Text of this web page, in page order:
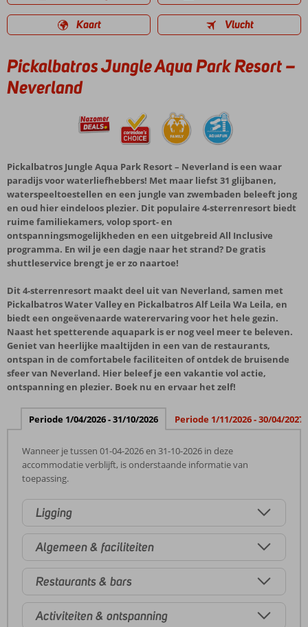
Kaart Vlucht
Pickalbatros Jungle Aqua Park Resort –
Neverland
Pickalbatros Jungle Aqua Park Resort – Neverland is een waar
paradijs voor waterliefhebbers! Met maar liefst 31 glijbanen,
waterspeeltoestellen en een jungle van zwembaden beleeft jong
en oud hier eindeloos plezier. Dit populaire 4-sterrenresort biedt
ruime familiekamers, volop sport- en
ontspanningsmogelijkheden en een uitgebreid All Inclusive
programma. En wil je een dagje naar het strand? De gratis
shuttleservice brengt je er zo naartoe!
Dit 4-sterrenresort maakt deel uit van Neverland, samen met
Pickalbatros Water Valley en Pickalbatros Alf Leila Wa Leila, en
biedt een ongeëvenaarde waterervaring voor het hele gezin.
Naast het spetterende aquapark is er nog veel meer te beleven.
Geniet van heerlijke maaltijden in een van de restaurants,
ontspan in de comfortabele faciliteiten of ontdek de bruisende
sfeer van Neverland. Hier beleef je een vakantie vol actie,
ontspanning en plezier. Boek nu en ervaar het zelf!
Periode 1/04/2026 - 31/10/2026 Periode 1/11/2026 - 30/04/2027
Wanneer je tussen 01-04-2026 en 31-10-2026 in deze
accommodatie verblijft, is onderstaande informatie van
toepassing.
Ligging
Algemeen & faciliteiten
Restaurants & bars
Activiteiten & ontspanning